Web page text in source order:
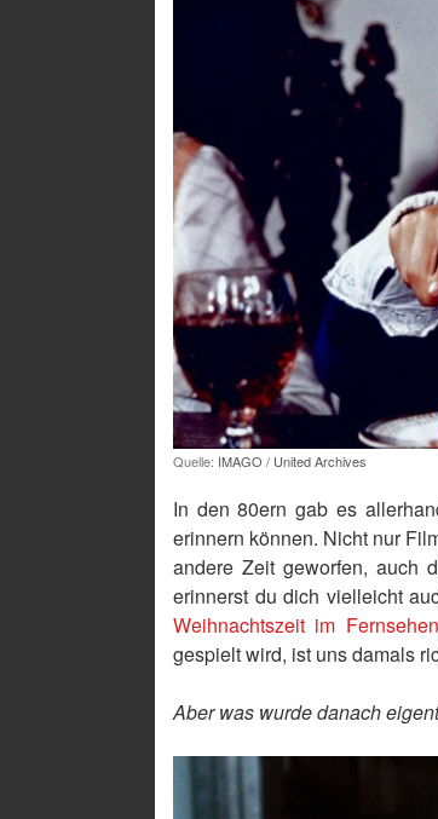
Quelle: IMAGO / United Archives
In den 80ern gab es
erinnern können. Nicht nur
andere Zeit geworfen, auch
erinnerst du dich vielleicht
Weihnachtszeit im Fernsehen
gespielt wird, ist uns damals
Aber was wurde danach